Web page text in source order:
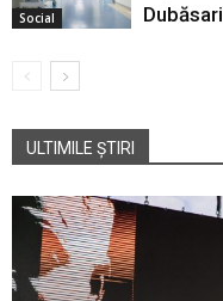
Social
Dubăsari
ULTIMILE ȘTIRI